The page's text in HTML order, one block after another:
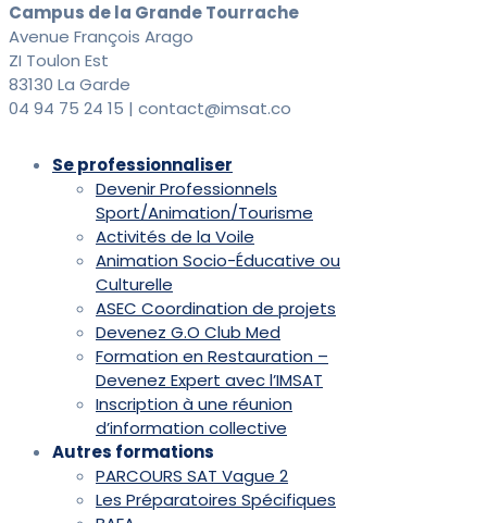
Campus de la Grande Tourrache
Avenue François Arago
ZI Toulon Est
83130 La Garde
04 94 75 24 15 | contact@imsat.co
Se professionnaliser
Devenir Professionnels
Sport/Animation/Tourisme
Activités de la Voile
Animation Socio-Éducative ou
Culturelle
ASEC Coordination de projets
Devenez G.O Club Med
Formation en Restauration –
Devenez Expert avec l’IMSAT
Inscription à une réunion
d’information collective
Autres formations
PARCOURS SAT Vague 2
Les Préparatoires Spécifiques